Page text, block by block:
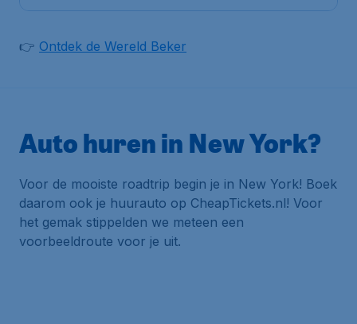
👉 Ontdek de Wereld Beker
Auto huren in New York?
Voor de mooiste roadtrip begin je in New York! Boek
daarom ook je huurauto op CheapTickets.nl! Voor
het gemak stippelden we meteen een
voorbeeldroute voor je uit.